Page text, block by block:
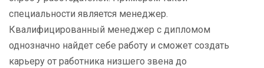
специальности является менеджер.
Квалифицированный менеджер с дипломом
однозначно найдет себе работу и сможет создать
карьеру от работника низшего звена до